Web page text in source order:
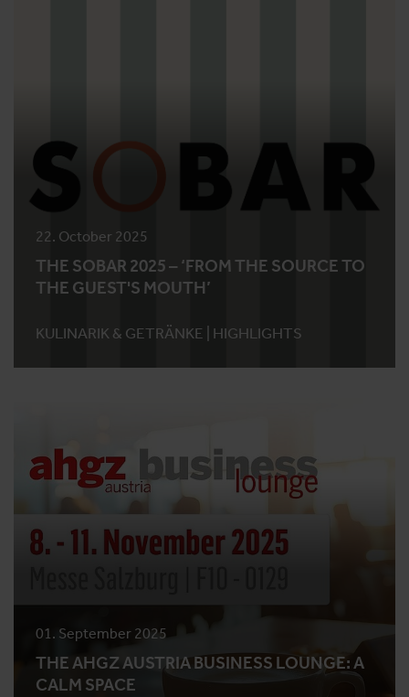
22. October 2025
THE SOBAR 2025 – ‘FROM THE SOURCE TO
THE GUEST'S MOUTH’
KULINARIK & GETRÄNKE | HIGHLIGHTS
01. September 2025
THE AHGZ AUSTRIA BUSINESS LOUNGE: A
CALM SPACE